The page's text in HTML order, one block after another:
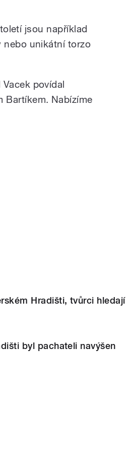
jsou například
nebo unikátní torzo
povídal
Bartíkem. Nabízíme
Hradišti, tvůrci hledají
byl pachateli navýšen